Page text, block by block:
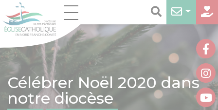
Célébrer Noël 2020 dans
notre diocèse